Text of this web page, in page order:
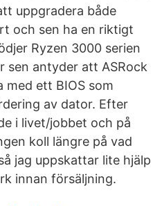
uppgradera både
och sen ha en riktigt
Ryzen 3000 serien
sen antyder att ASRock
med ett BIOS som
av dator. Efter
i livet/jobbet och på
koll längre på vad
jag uppskattar lite hjälp
innan försäljning.